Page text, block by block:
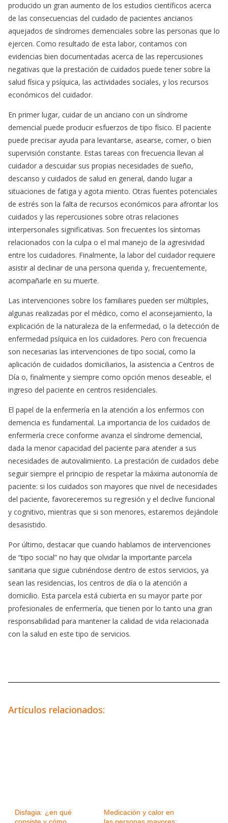
producido un gran aumento de los estudios científicos acerca
de las consecuencias del cuidado de pacientes ancianos
aquejados de síndromes demenciales sobre las personas que lo
ejercen. Como resultado de esta labor, contamos con
evidencias bien documentadas acerca de las repercusiones
negativas que la prestación de cuidados puede tener sobre la
salud física y psíquica, las actividades sociales, y los recursos
económicos del cuidador.
En primer lugar, cuidar de un anciano con un síndrome
demencial puede producir esfuerzos de tipo físico. El paciente
puede precisar ayuda para levantarse, asearse, comer, o bien
supervisión constante. Estas tareas con frecuencia llevan al
cuidador a descuidar sus propias necesidades de sueño,
descanso y cuidados de salud en general, dando lugar a
situaciones de fatiga y agota miento. Otras fuentes potenciales
de estrés son la falta de recursos económicos para afrontar los
cuidados y las repercusiones sobre otras relaciones
interpersonales significativas. Son frecuentes los síntomas
relacionados con la culpa o el mal manejo de la agresividad
entre los cuidadores. Finalmente, la labor del cuidador requiere
asistir al declinar de una persona querida y, frecuentemente,
acompañarle en su muerte.
Las intervenciones sobre los familiares pueden ser múltiples,
algunas realizadas por el médico, como el aconsejamiento, la
explicación de la naturaleza de la enfermedad, o la detección de
enfermedad psíquica en los cuidadores. Pero con frecuencia
son necesarias las intervenciones de tipo social, como la
aplicación de cuidados domiciliarios, la asistencia a Centros de
Día o, finalmente y siempre como opción menos deseable, el
ingreso del paciente en centros residenciales.
El papel de la enfermería en la atención a los enfermos con
demencia es fundamental. La importancia de los cuidados de
enfermería crece conforme avanza el síndrome demencial,
dada la menor capacidad del paciente para atender a sus
necesidades de autovalimiento. La prestación de cuidados debe
seguir siempre el principio de respetar la máxima autonomía de
paciente: si los cuidados son mayores que nivel de necesidades
del paciente, favoreceremos su regresión y el declive funcional
y cognitivo, mientras que si son menores, estaremos dejándole
desasistido.
Por último, destacar que cuando hablamos de intervenciones
de “tipo social” no hay que olvidar la importante parcela
sanitaria que sigue cubriéndose dentro de estos servicios, ya
sean las residencias, los centros de día o la atención a
domicilio. Esta parcela está cubierta en su mayor parte por
profesionales de enfermería, que tienen por lo tanto una gran
responsabilidad para mantener la calidad de vida relacionada
con la salud en este tipo de servicios.
Artículos relacionados:
Disfagia: ¿en qué
Medicación y calor en